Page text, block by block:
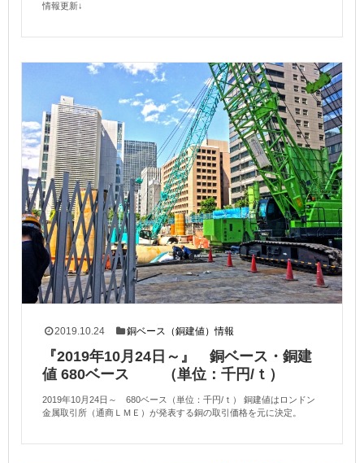
情報更新↓
2019.10.24 銅ベース（銅建値）情報
『2019年10月24日～』 銅ベース・銅建
値 680ベース （単位：千円/ｔ）
2019年10月24日～ 680ベース（単位：千円/ｔ） 銅建値はロンドン
金属取引所（通商ＬＭＥ）が発表する銅の取引価格を元に決定。